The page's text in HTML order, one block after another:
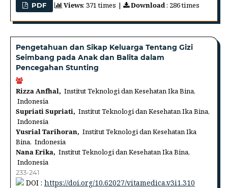
PDF Views: 371 times | Download: 286 times
Pengetahuan dan Sikap Keluarga Tentang Gizi
Seimbang pada Anak dan Balita dalam
Pencegahan Stunting
Rizza Anfhal, Institut Teknologi dan Kesehatan Ika Bina,
Indonesia
Supriati Supriati, Institut Teknologi dan Kesehatan Ika Bina,
Indonesia
Yusrial Tarihoran, Institut Teknologi dan Kesehatan Ika
Bina, Indonesia
Nana Erika, Institut Teknologi dan Kesehatan Ika Bina,
Indonesia
233-241
DOI : https://doi.org/10.62027/vitamedica.v3i1.310